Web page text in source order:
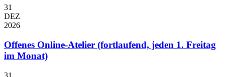
31
DEZ
2026
Offenes Online-Atelier (fortlaufend, jeden 1. Freitag
im Monat)
31